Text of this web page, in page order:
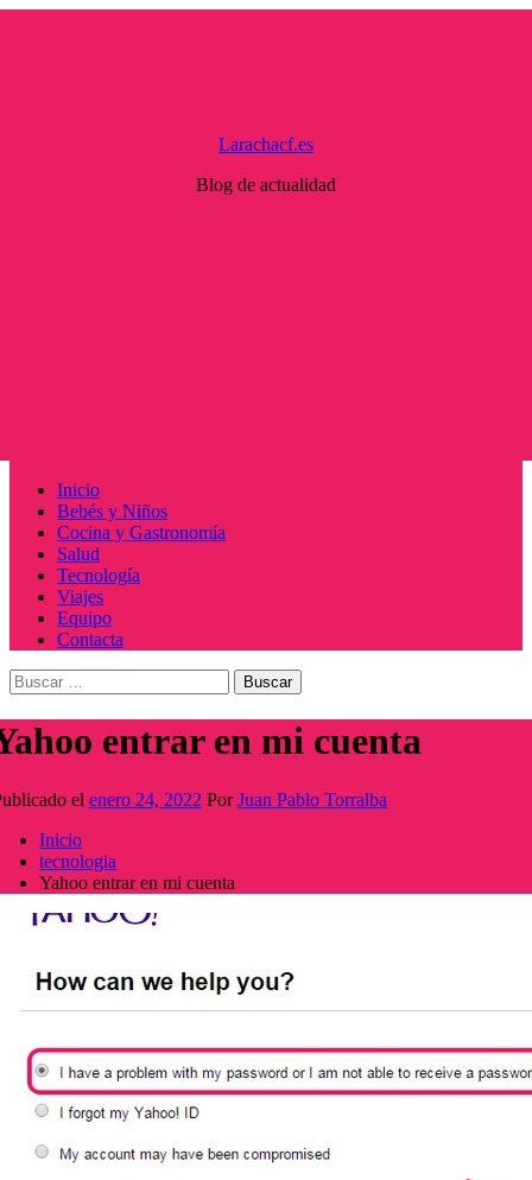
Larachacf.es
Blog de actualidad
Menú
principal
Inicio
Bebés y Niños
Cocina y Gastronomía
Salud
Tecnología
Viajes
Equipo
Contacta
Buscar:
entrar en mi cuenta
el enero 24, 2022 PorJuan Pablo Torralba
Inicio
tecnologia
Yahoo entrar en mi cuenta